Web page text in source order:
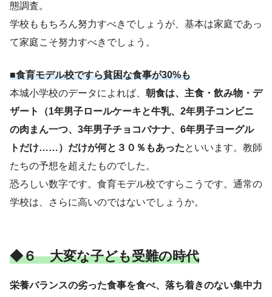
態調査。
学校ももちろん努力すべきでしょうが、基本は家庭であっ
て家庭こそ努力すべきでしょう。
■食育モデル校ですら貧困な食事が30%も
本城小学校のデータによれば、 朝食は、主食・飲み物・デ
ザート（1年男子ロールケーキと牛乳、2年男子コンビニ
の肉まん一つ、3年男子チョコバナナ、6年男子ヨーグル
トだけ……）だけが何と３０％もあったといいます。教師
たちの予想を超えたものでした。
恐ろしい数字です。食育モデル校ですらこうです。通常の
学校は、さらに高いのではないでしょうか。
◆６ 大変な子ども受難の時代
栄養バランスの劣った食事を食べ、落ち着きのない集中力